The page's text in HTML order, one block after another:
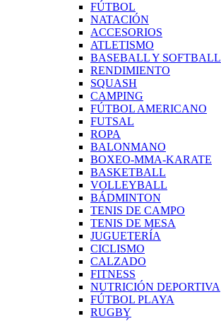
FÚTBOL
NATACIÓN
ACCESORIOS
ATLETISMO
BASEBALL Y SOFTBALL
RENDIMIENTO
SQUASH
CAMPING
FÚTBOL AMERICANO
FUTSAL
ROPA
BALONMANO
BOXEO-MMA-KARATE
BASKETBALL
VOLLEYBALL
BÁDMINTON
TENIS DE CAMPO
TENIS DE MESA
JUGUETERÍA
CICLISMO
CALZADO
FITNESS
NUTRICIÓN DEPORTIVA
FÚTBOL PLAYA
RUGBY